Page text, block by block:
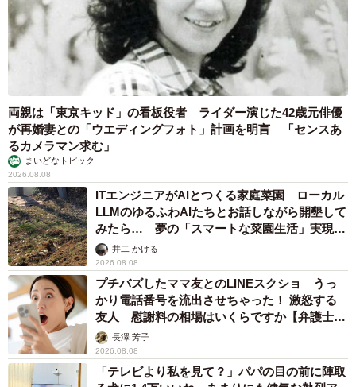
両親は「東京キッド」の看板役者 ライダー演じた42歳元俳優
が再婚妻との「ウエディングフォト」計画を明言 「センスあ
るカメラマン求む」
まいどなトピック
2026.08.08
ITエンジニアがAIとつくる家庭菜園 ローカル
LLMのゆるふわAIたちとお話しながら開墾して
みたら… 夢の「スマートな菜園生活」実現な
るか井二 かける
2026.08.08
プチバズしたママ友とのLINEスクショ うっ
かり電話番号を流出させちゃった！ 激怒する
友人 慰謝料の相場はいくらですか【弁護士が
解説】長澤 芳子
2026.08.08
「テレビより私を見て？」パパの目の前に陣取